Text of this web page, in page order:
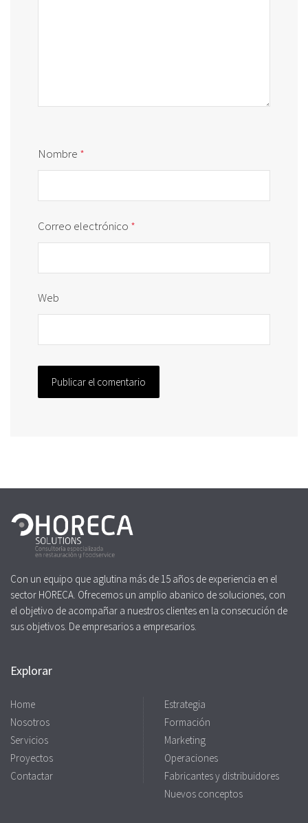
Nombre *
Correo electrónico *
Web
Con un equipo que aglutina más de 15 años de experiencia en el
sector HORECA. Ofrecemos un amplio abanico de soluciones, con
el objetivo de acompañar a nuestros clientes en la consecución de
sus objetivos. De empresarios a empresarios.
Explorar
Home
Nosotros
Servicios
Proyectos
Contactar
Estrategia
Formación
Marketing
Operaciones
Fabricantes y distribuidores
Nuevos conceptos